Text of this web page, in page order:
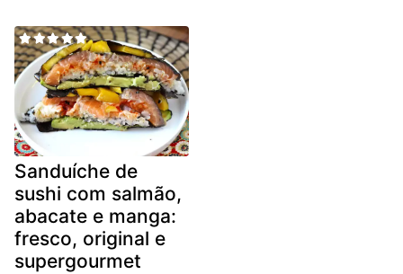
Sanduíche de
sushi com salmão,
abacate e manga:
fresco, original e
supergourmet